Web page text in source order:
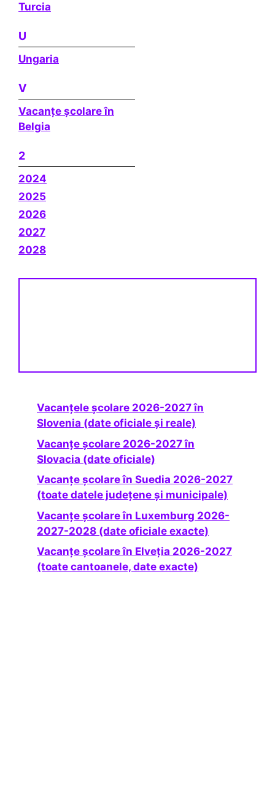
Turcia
U
Ungaria
V
Vacanțe școlare în
Belgia
2
2024
2025
2026
2027
2028
Vacanțele școlare 2026-2027 în
Slovenia (date oficiale și reale)
Vacanțe școlare 2026-2027 în
Slovacia (date oficiale)
Vacanțe școlare în Suedia 2026-2027
(toate datele județene și municipale)
Vacanțe școlare în Luxemburg 2026-
2027-2028 (date oficiale exacte)
Vacanțe școlare în Elveția 2026-2027
(toate cantoanele, date exacte)